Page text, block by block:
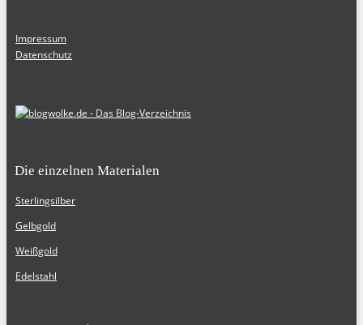
Impressum
Datenschutz
Die einzelnen Materialen
Sterlingsilber
Gelbgold
Weißgold
Edelstahl